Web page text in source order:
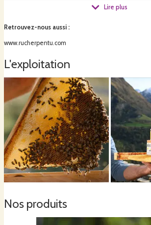
Les produits issus de la ruche
Lire plus
Retrouvez-nous aussi :
www.rucherpentu.com
L'exploitation
Nos produits